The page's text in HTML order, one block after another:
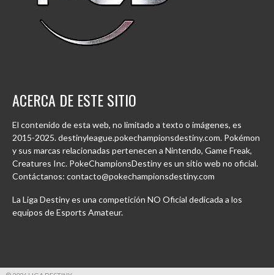
ACERCA DE ESTE SITIO
El contenido de esta web, no limitado a texto o imágenes, es
2015-2025. destinyleague.pokechampionsdestiny.com. Pokémon
y sus marcas relacionadas pertenecen a Nintendo, Game Freak,
Creatures Inc. PokeChampionsDestiny es un sitio web no oficial.
Contáctanos: contacto@pokechampionsdestiny.com
La Liga Destiny es una competición NO Oficial dedicada a los
equipos de Esports Amateur.